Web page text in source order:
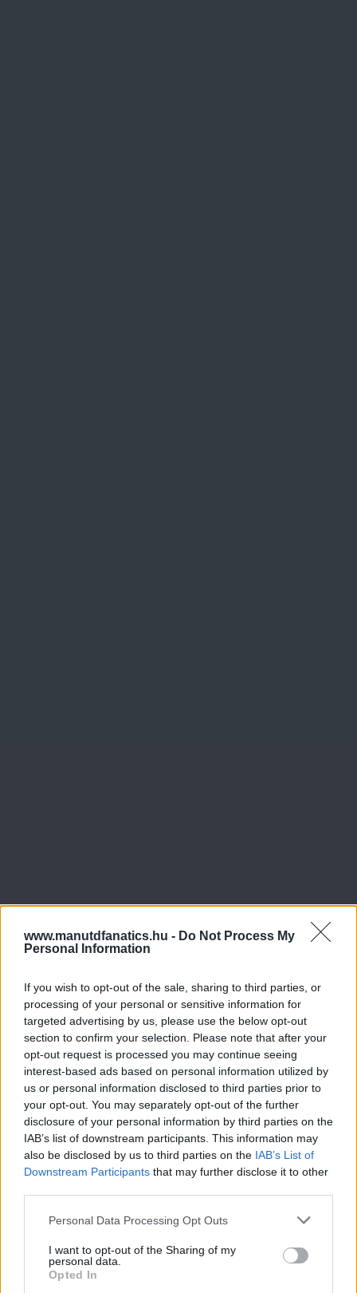
www.manutdfanatics.hu - Do Not Process My
Personal Information
If you wish to opt-out of the sale, sharing to third parties, or
processing of your personal or sensitive information for
targeted advertising by us, please use the below opt-out
section to confirm your selection. Please note that after your
opt-out request is processed you may continue seeing
interest-based ads based on personal information utilized by
us or personal information disclosed to third parties prior to
your opt-out. You may separately opt-out of the further
disclosure of your personal information by third parties on the
IAB’s list of downstream participants. This information may
also be disclosed by us to third parties on the IAB’s List of
Downstream Participants that may further disclose it to other
Please note that this website/app uses one or more Google
not limited to your visit or usage behaviour. You may click to
grant or deny consent to Google and its third-party tags to
use your data for below specified purposes in below Google
Personal Data Processing Opt Outs
I want to opt-out of the Sharing of my
personal data.
Opted In
Meccs Center
Paris Saint-Germainvs
Manchester United
Felkészülési szezon 4. mérkőzés
Nya Ullevi, Göteborg
Leeds UnitedvsManchester United2026-08-12 20:30
vs